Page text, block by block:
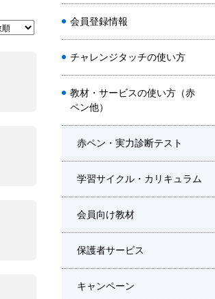
会員登録情報
チャレンジタッチの使い方
教材・サービスの使い方（赤
ペン他）
赤ペン・実力診断テスト
学習サイクル・カリキュラム
会員向け教材
保護者サービス
キャンペーン